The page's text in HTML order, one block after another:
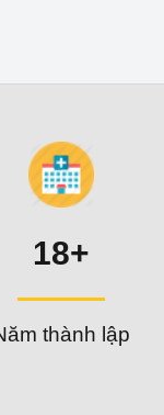
18+
thành lập